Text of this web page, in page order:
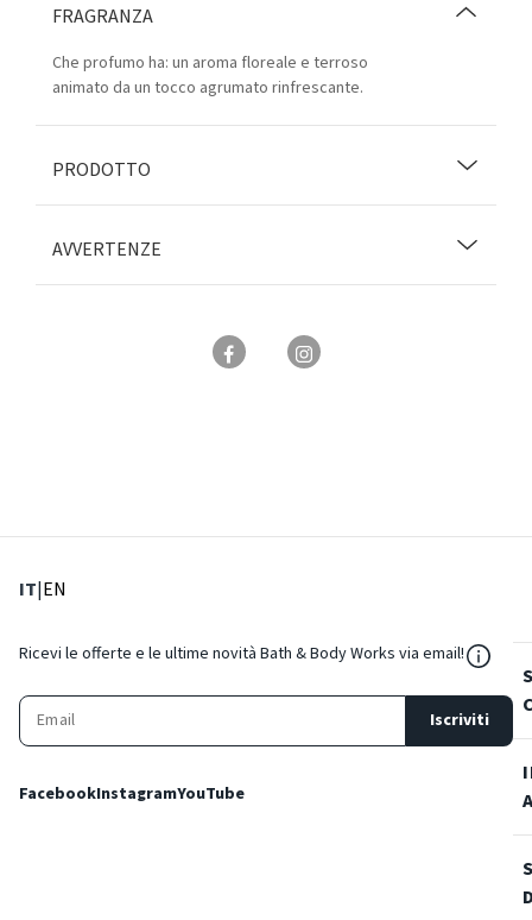
FRAGRANZA
Che profumo ha: un aroma floreale e terroso
animato da un tocco agrumato rinfrescante.
PRODOTTO
AVVERTENZE
IT: Lingua corrente
|EN
Ricevi le offerte e le ultime novità Bath & Body Works via email!
Iscriviti
FacebookInstagramYouTube